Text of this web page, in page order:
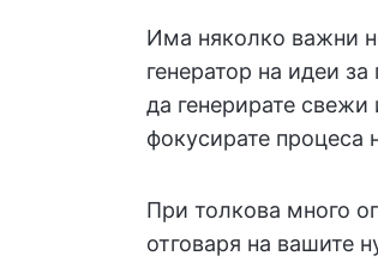
Има няколко важни
генератор на идеи
да генерирате
фокусирате процеса
При толкова много
отговаря на вашите